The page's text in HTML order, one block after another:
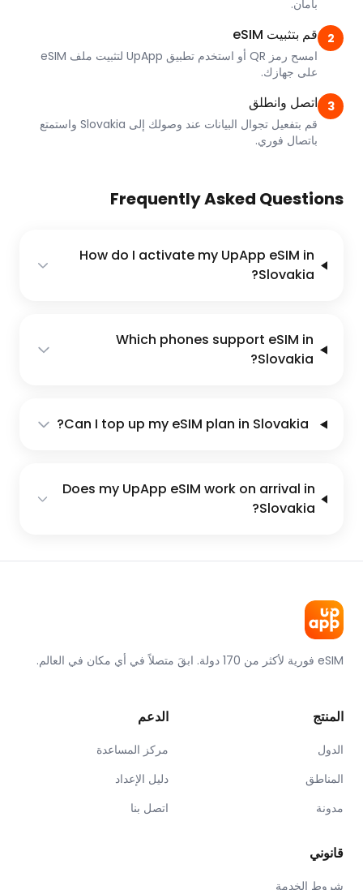
بأمان.
2 قم بتثبيت eSIM
امسح رمز QR أو استخدم تطبيق UpApp لتثبيت ملف eSIM
على جهازك.
3 اتصل وانطلق
قم بتفعيل تجوال البيانات عند وصولك إلى Slovakia واستمتع
باتصال فوري.
Frequently Asked Questions
How do I activate my UpApp eSIM in
Slovakia?
Which phones support eSIM in
Slovakia?
Can I top up my eSIM plan in Slovakia?
Does my UpApp eSIM work on arrival in
Slovakia?
eSIM فورية لأكثر من 170 دولة. ابقَ متصلاً في أي مكان في العالم.
المنتج
الدول
المناطق
مدونة
الدعم
مركز المساعدة
دليل الإعداد
اتصل بنا
قانوني
شروط الخدمة